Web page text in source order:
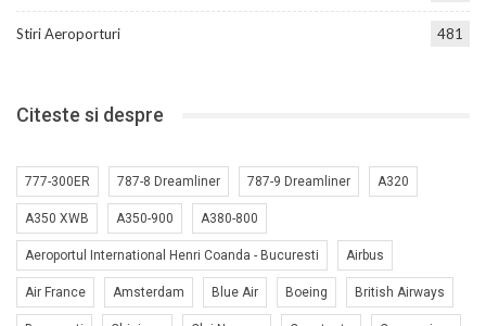
Stiri Aeroporturi 481
Citeste si despre
777-300ER 787-8 Dreamliner 787-9 Dreamliner A320
A350 XWB A350-900 A380-800
Aeroportul International Henri Coanda - Bucuresti Airbus
Air France Amsterdam Blue Air Boeing British Airways